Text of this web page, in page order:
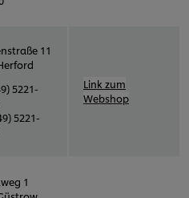
11
5221-
5221-
Link zum
Webshop
1